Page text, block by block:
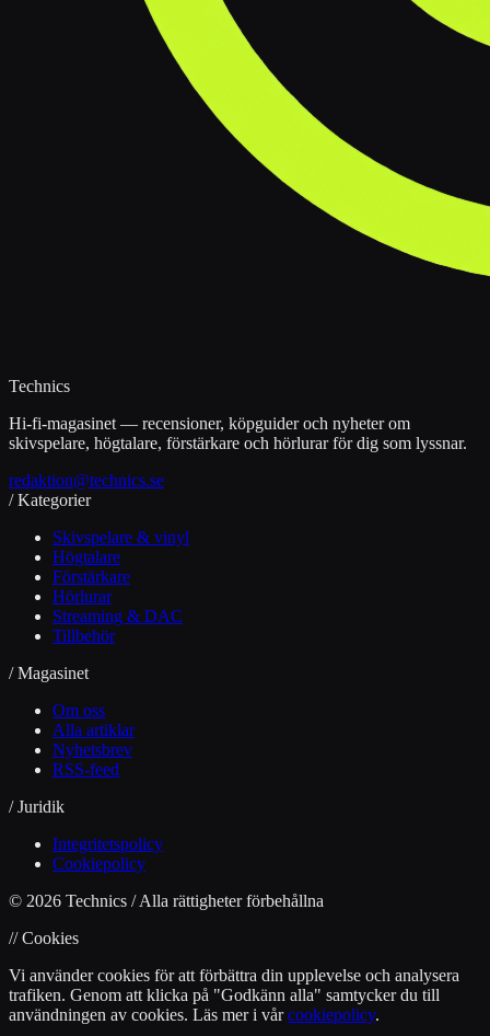
Technics
Hi-fi-magasinet — recensioner, köpguider och nyheter om
skivspelare, högtalare, förstärkare och hörlurar för dig som lyssnar.
redaktion@technics.se
/ Kategorier
Skivspelare & vinyl
Högtalare
Förstärkare
Hörlurar
Streaming & DAC
Tillbehör
/ Magasinet
Om oss
Alla artiklar
Nyhetsbrev
RSS-feed
/ Juridik
Integritetspolicy
Cookiepolicy
© 2026 Technics / Alla rättigheter förbehållna
// Cookies
Vi använder cookies för att förbättra din upplevelse och analysera
trafiken. Genom att klicka på "Godkänn alla" samtycker du till
användningen av cookies. Läs mer i vårcookiepolicy.